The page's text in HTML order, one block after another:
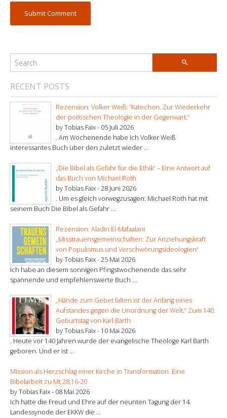
RECENT POSTS
Rezension: Volker Weiß: “Katechon. Zur Wiederkehr
der politischen Theologie in der Gegenwart.”
by Tobias Faix - 05 Juli 2026
. Am Wochenende habe ich Volker Weiß
interessantes Buch über den zuletzt wieder ...
„Die Bibel als Gefahr für die Ethik“ – Eine Antwort auf
das Buch von Michael Roth
by Tobias Faix -28 Juni 2026
. Um es gleich vorwegzusagen: Michael Roth hat mit
seinem Buch Die Bibel als Gefahr ...
Rezension: Aladin El-Mafaalani
„Misstrauensgemeinschaften: Zur Anziehungskraft
von Populismus und Verschwörungsideologien“
by Tobias Faix -25 Mai 2026
Ich habe an diesem sonnigen Pfingstwochenende das sehr
spannende und empfehlenswerte Buch ...
„Hände zum Gebet falten ist der Anfang eines
Aufstandes gegen die Unordnung der Welt.“ Zum 140.
Geburtstag von Karl Barth
by Tobias Faix - 10 Mai 2026
. Heute vor 140 Jahren wurde der evangelische Theologe Karl Barth
geboren. Und er ist ...
Mission als Herzschlag einer Kirche in Transformation. Eine
Bibelarbeit zu Mt 28,16-20
by Tobias Faix - 08 Mai 2026
Ich hatte die Freud und Ehre auf der neunten Tagung der 14.
Landessynode der EKKW die ...